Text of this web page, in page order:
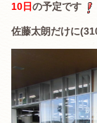
10日の予定です
佐藤太朗だけに